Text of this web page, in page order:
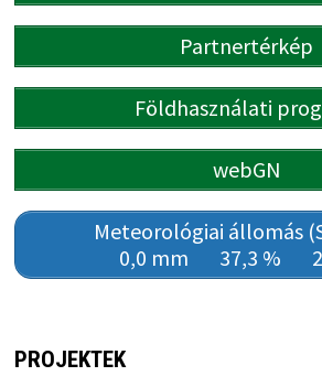
Partnertérkép
Földhasználati
webGN
Meteorológiai állomás
0,0 mm
37,3 %
PROJEKTEK